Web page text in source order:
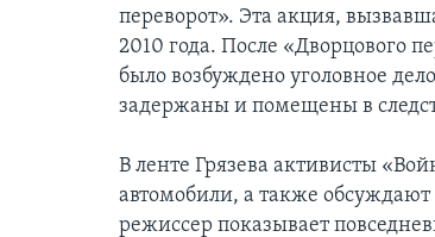
переворот». Эта акция,
2010 года. После «Дворцового
было возбуждено уголовное
задержаны и помещены в
В ленте Грязева активисты
автомобили, а также
режиссер показывает